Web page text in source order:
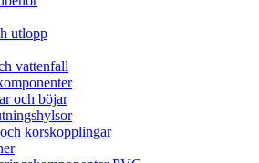
utlopp
vattenfall
och böjar
korskopplingar